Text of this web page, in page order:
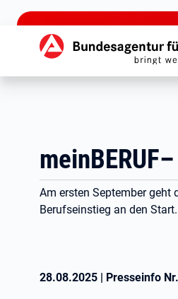
zu den Hauptinhalten springen
Hauptnavigation
Am ersten September geht
Berufseinstieg an den Start.
28.08.2025 | Presseinfo Nr.